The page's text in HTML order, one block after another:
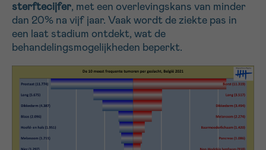
sterftecijfer, met een overlevingskans van minder
dan 20% na vijf jaar. Vaak wordt de ziekte pas in
een laat stadium ontdekt, wat de
behandelingsmogelijkheden beperkt.
Ja, stuur mij de nieuwsbrief
*VERPLICHT VELD
Sturen